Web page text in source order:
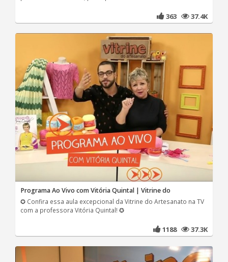
363 37.4K
Programa Ao Vivo com Vitória Quintal | Vitrine do
✪ Confira essa aula excepcional da Vitrine do Artesanato na TV
com a professora Vitória Quintal! ✪
1188 37.3K